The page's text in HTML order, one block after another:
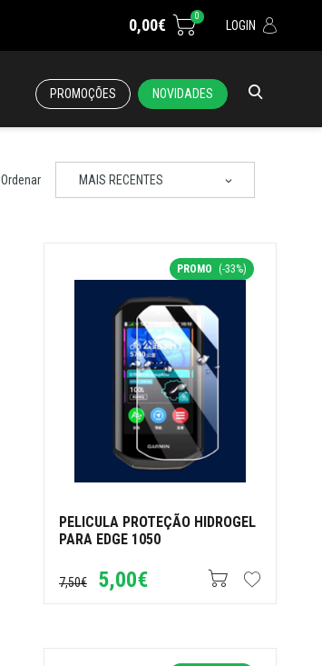
0,00€ 0
LOGIN
PROMOÇÕES NOVIDADES
Ordenar MAIS RECENTES
PROMO (-33%)
PELICULA PROTEÇÃO HIDROGEL
PARA EDGE 1050
7,50€ 5,00€